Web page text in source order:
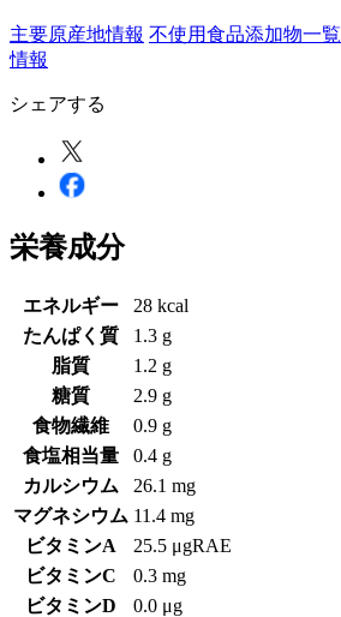
主要原産地情報 不使用食品添加物一覧
情報
シェアする
栄養成分
エネルギー
28 kcal
たんぱく質
1.3 g
脂質
1.2 g
糖質
2.9 g
食物繊維
0.9 g
食塩相当量
0.4 g
カルシウム
26.1 mg
マグネシウム 11.4 mg
ビタミンA
25.5 μgRAE
ビタミンC
0.3 mg
ビタミンD
0.0 μg